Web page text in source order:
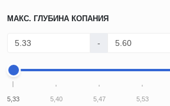
МАКС. ГЛУБИНА КОПАНИЯ
-
5,33 5,40 5,47 5,53